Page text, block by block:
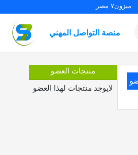
ميزون٧ مصر
منصة التواصل المهني
منتجات العضو
لايوجد منتجات لهذا العضو